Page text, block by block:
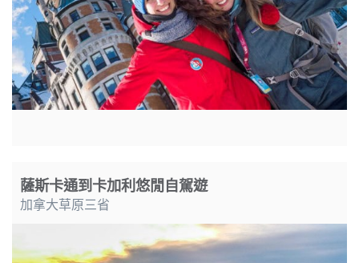
薩斯卡通到卡加利悠閒自駕遊
加拿大草原三省